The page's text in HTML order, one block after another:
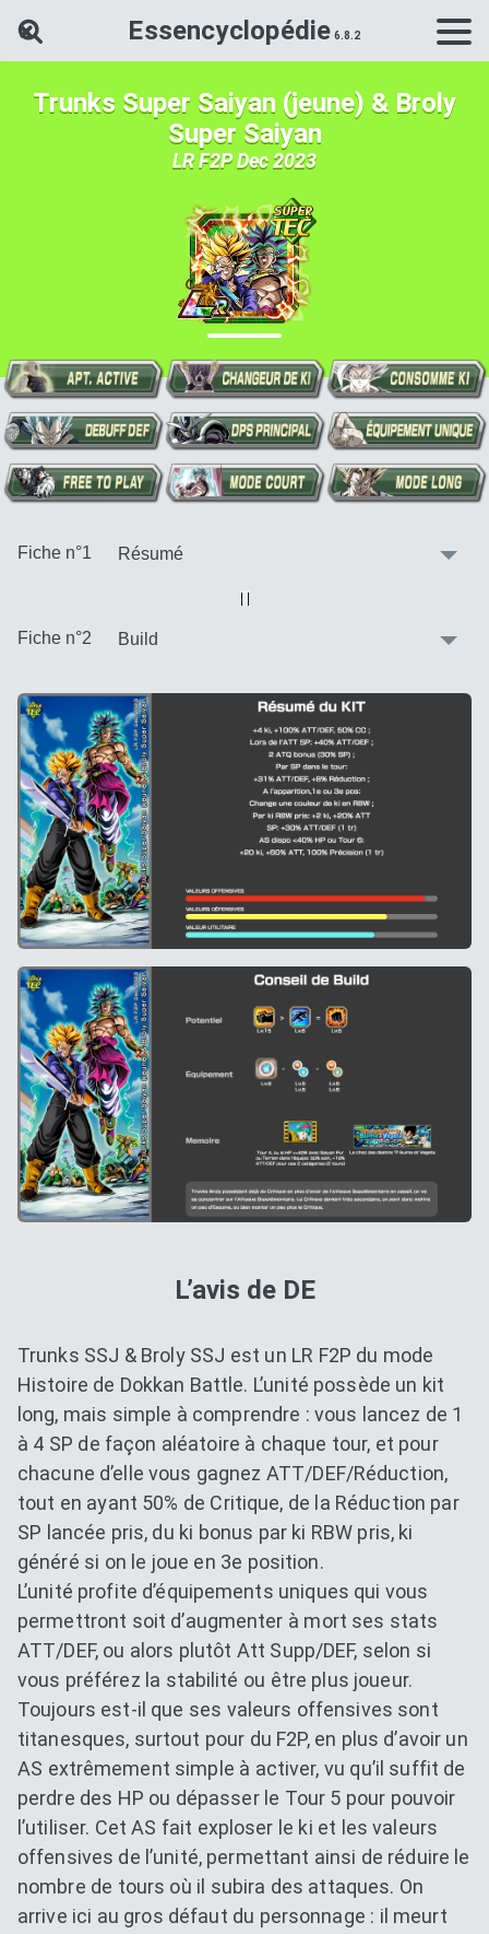
Essencyclopédie
Rechercher une carte Dokkan
Trunks Super Saiyan (jeune) & Broly
Super Saiyan
LR F2P Dec 2023
Fiche n°1
Vue alternative
| |
Fiche n°2
L’avis de DE
Trunks SSJ & Broly SSJ est un LR F2P du mode
Histoire de Dokkan Battle. L’unité possède un kit
long, mais simple à comprendre : vous lancez de 1
à 4 SP de façon aléatoire à chaque tour, et pour
chacune d’elle vous gagnez ATT/DEF/Réduction,
tout en ayant 50% de Critique, de la Réduction par
SP lancée pris, du ki bonus par ki RBW pris, ki
généré si on le joue en 3e position.
L’unité profite d’équipements uniques qui vous
permettront soit d’augmenter à mort ses stats
ATT/DEF, ou alors plutôt Att Supp/DEF, selon si
vous préférez la stabilité ou être plus joueur.
Toujours est-il que ses valeurs offensives sont
titanesques, surtout pour du F2P, en plus d’avoir un
AS extrêmement simple à activer, vu qu’il suffit de
perdre des HP ou dépasser le Tour 5 pour pouvoir
l’utiliser. Cet AS fait exploser le ki et les valeurs
offensives de l’unité, permettant ainsi de réduire le
nombre de tours où il subira des attaques. On
arrive ici au gros défaut du personnage : il meurt